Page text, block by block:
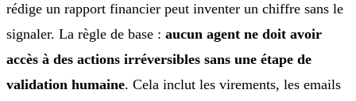
rédige un rapport financier peut inventer un chiffre sans le
signaler. La règle de base : aucun agent ne doit avoir
accès à des actions irréversibles sans une étape de
validation humaine. Cela inclut les virements, les emails